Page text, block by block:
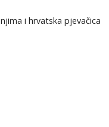
i hrvatska pjevačica